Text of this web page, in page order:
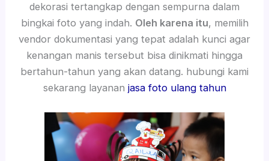
dekorasi tertangkap dengan sempurna dalam
bingkai foto yang indah. Oleh karena itu, memilih
vendor dokumentasi yang tepat adalah kunci agar
kenangan manis tersebut bisa dinikmati hingga
bertahun-tahun yang akan datang. hubungi kami
sekarang layanan jasa foto ulang tahun